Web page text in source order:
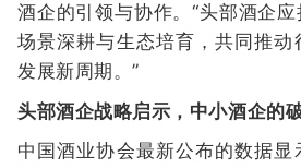
酒企的引领与协作。“头部酒企应
场景深耕与生态培育，共同推动
发展新周期。”
头部酒企战略启示，中小酒企的
中国酒业协会最新公布的数据显